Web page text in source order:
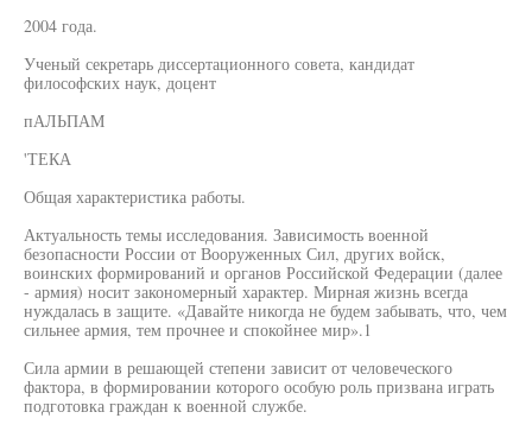
2004 года.
Ученый секретарь диссертационного совета, кандидат
философских наук, доцент
пАЛЬПАМ
'ТЕКА
Общая характеристика работы.
Актуальность темы исследования. Зависимость военной
безопасности России от Вооруженных Сил, других войск,
воинских формирований и органов Российской Федерации (далее
- армия) носит закономерный характер. Мирная жизнь всегда
нуждалась в защите. «Давайте никогда не будем забывать, что, чем
сильнее армия, тем прочнее и спокойнее мир».1
Сила армии в решающей степени зависит от человеческого
фактора, в формировании которого особую роль призвана играть
подготовка граждан к военной службе.